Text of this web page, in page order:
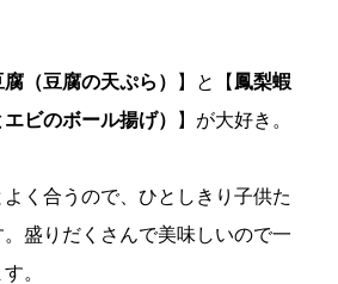
（豆腐の天ぷら） 】と【 鳳梨蝦
ビのボール揚げ）
】が大好き。
く合うので、ひとしきり子供た
盛りだくさんで美味しいので一
。